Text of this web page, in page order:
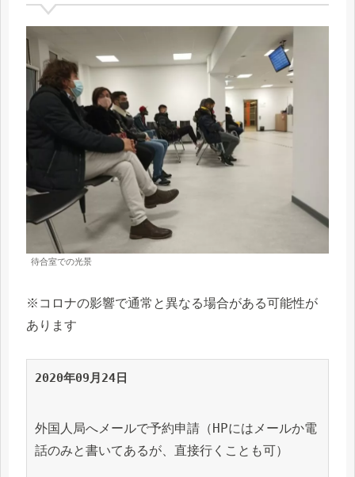
待合室での光景
※コロナの影響で通常と異なる場合がある可能性が
あります
2020年09月24日
外国人局へメールで予約申請（HPにはメールか電
話のみと書いてあるが、直接行くことも可）